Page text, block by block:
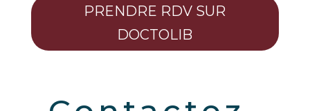
PRENDRE RDV SUR
DOCTOLIB